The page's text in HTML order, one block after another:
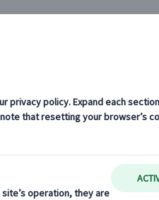
ト観光（午前/午後）